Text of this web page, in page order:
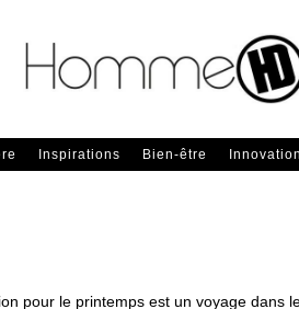
Inspirations Bien-être Innovation
pour le printemps est un voyage dans